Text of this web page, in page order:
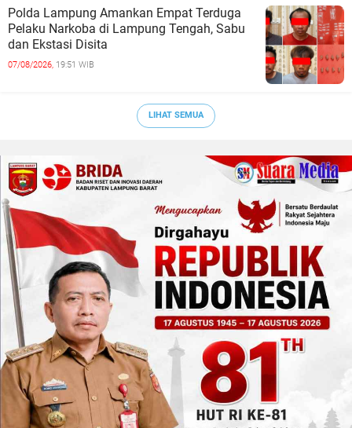
Polda Lampung Amankan Empat Terduga
Pelaku Narkoba di Lampung Tengah, Sabu
dan Ekstasi Disita
07/08/2026, 19:51 WIB
LIHAT SEMUA